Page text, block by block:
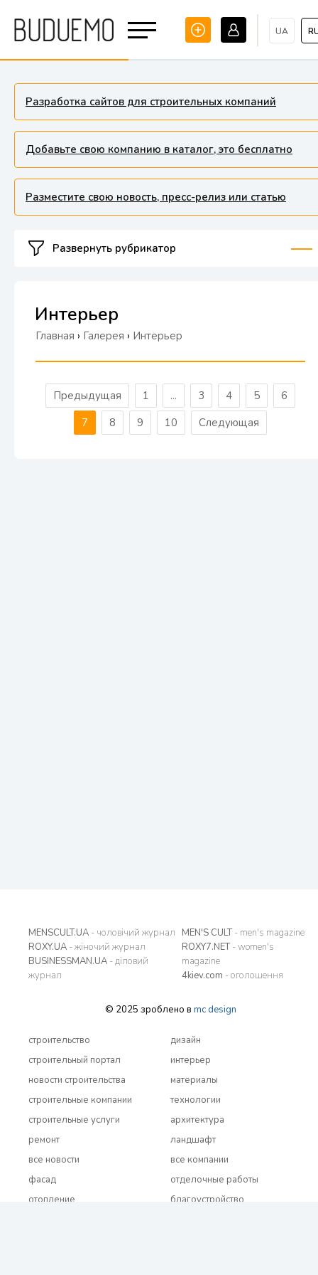
UA
Разработка сайтов для строительных компаний
Добавьте свою компанию в каталог, это бесплатно
Разместите свою новость, пресс-релиз или статью
Развернуть рубрикатор
Интерьер
Главная › Галерея › Интерьер
Предыдущая 1 ... 3 4 5
6
7
8 9 10 Следующая
MENSCULT.UA - чоловічий журнал
ROXY.UA - жіночий журнал
BUSINESSMAN.UA - діловий
журнал
MEN'S CULT- men's magazine
ROXY7.NET- women's
magazine
4kiev.com - оголошення
© 2025 зроблено в mc design
строительство
строительный портал
новости строительства
строительные компании
строительные услуги
ремонт
все новости
дизайн
интерьер
материалы
технологии
архитектура
ландшафт
все компании
фасад
отопление
отделочные работы
благоустройство